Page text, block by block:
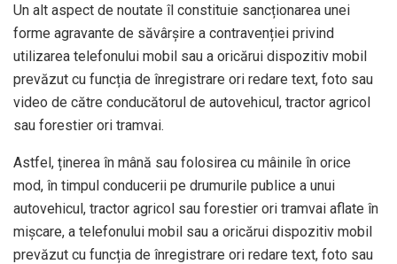
Un alt aspect de noutate îl constituie sancționarea unei
forme agravante de săvârșire a contravenției privind
utilizarea telefonului mobil sau a oricărui dispozitiv mobil
prevăzut cu funcția de înregistrare ori redare text, foto sau
video de către conducătorul de autovehicul, tractor agricol
sau forestier ori tramvai.
Astfel, ținerea în mână sau folosirea cu mâinile în orice
mod, în timpul conducerii pe drumurile publice a unui
autovehicul, tractor agricol sau forestier ori tramvai aflate în
mișcare, a telefonului mobil sau a oricărui dispozitiv mobil
prevăzut cu funcția de înregistrare ori redare text, foto sau